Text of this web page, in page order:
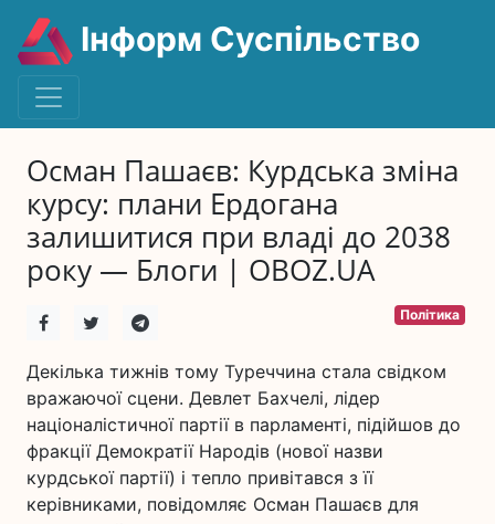
Інформ Суспільство
Осман Пашаєв: Курдська зміна
курсу: плани Ердогана
залишитися при владі до 2038
року — Блоги | OBOZ.UA
Політика
Декілька тижнів тому Туреччина стала свідком
вражаючої сцени. Девлет Бахчелі, лідер
націоналістичної партії в парламенті, підійшов до
фракції Демократії Народів (нової назви
курдської партії) і тепло привітався з її
керівниками, повідомляє Осман Пашаєв для